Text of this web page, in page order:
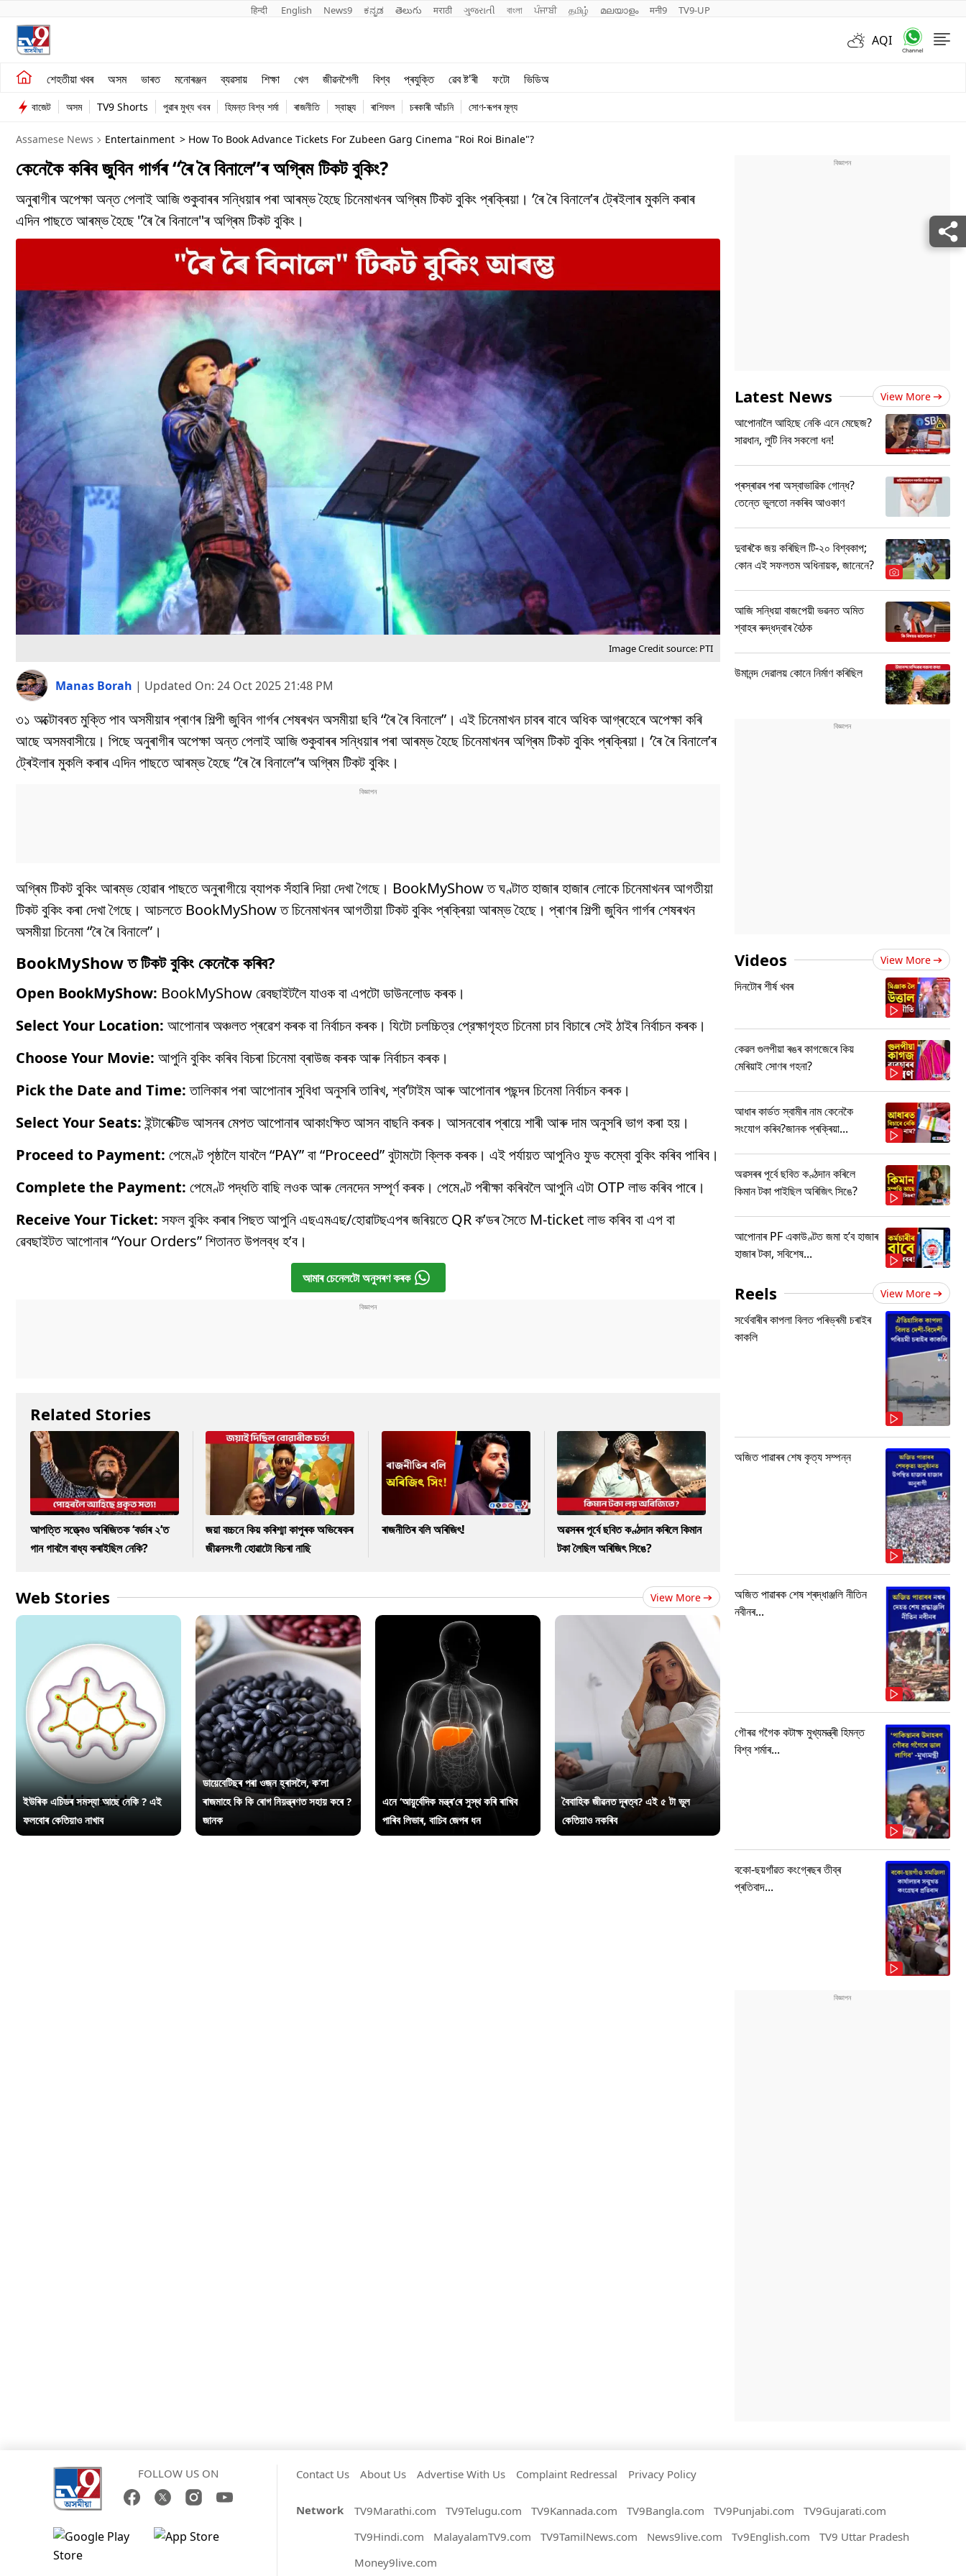
हिन्दी English News9 ಕನ್ನಡ తెలుగు मराठी ગુજરાતી বাংলা ਪੰਜਾਬੀ தமிழ் മലയാളം मनी9 TV9-UP
AQI
শেহতীয়া খবৰ অসম ভাৰত মনোৰঞ্জন ব্যৱসায় শিক্ষা খেল জীৱনশৈলী বিশ্ব প্ৰযুক্তি ৱেব ষ্ট'ৰী ফটো ভিডিঅ
শেহতীয়া খবৰ
অসম
ভাৰত
ব্যৱসায়
খেল
জীৱনশৈলী
বাজেট অসম TV9 Shorts পুৱাৰ মুখ্য খবৰ হিমন্ত বিশ্ব শৰ্মা ৰাজনীতি স্বাস্থ্য ৰাশিফল চৰকাৰী আঁচনি সোণ-ৰূপৰ মূল্য
Assamese News Entertainment > How To Book Advance Tickets For Zubeen Garg Cinema "Roi Roi Binale"?
কেনেকৈ কৰিব জুবিন গাৰ্গৰ “ৰৈ ৰৈ বিনালে”ৰ অগ্ৰিম টিকট বুকিং?
অনুৰাগীৰ অপেক্ষা অন্ত পেলাই আজি শুকুবাৰৰ সন্ধিয়াৰ পৰা আৰম্ভ হৈছে চিনেমাখনৰ অগ্ৰিম টিকট বুকিং প্ৰক্ৰিয়া। ‘ৰৈ ৰৈ বিনালে’ৰ ট্ৰেইলাৰ মুকলি কৰাৰ
এদিন পাছতে আৰম্ভ হৈছে "ৰৈ ৰৈ বিনালে"ৰ অগ্ৰিম টিকট বুকিং।
Image Credit source: PTI
Manas Borah | Updated On: 24 Oct 2025 21:48 PM
৩১ অক্টোবৰত মুক্তি পাব অসমীয়াৰ প্ৰাণৰ শিল্পী জুবিন গাৰ্গৰ শেষৰখন অসমীয়া ছবি “ৰৈ ৰৈ বিনালে”। এই চিনেমাখন চাবৰ বাবে অধিক আগ্ৰহেৰে অপেক্ষা কৰি
আছে অসমবাসীয়ে। পিছে অনুৰাগীৰ অপেক্ষা অন্ত পেলাই আজি শুকুবাৰৰ সন্ধিয়াৰ পৰা আৰম্ভ হৈছে চিনেমাখনৰ অগ্ৰিম টিকট বুকিং প্ৰক্ৰিয়া। ‘ৰৈ ৰৈ বিনালে’ৰ
ট্ৰেইলাৰ মুকলি কৰাৰ এদিন পাছতে আৰম্ভ হৈছে “ৰৈ ৰৈ বিনালে”ৰ অগ্ৰিম টিকট বুকিং।
অগ্ৰিম টিকট বুকিং আৰম্ভ হোৱাৰ পাছতে অনুৰাগীয়ে ব্যাপক সঁহাৰি দিয়া দেখা গৈছে। BookMyShow ত ঘণ্টাত হাজাৰ হাজাৰ লোকে চিনেমাখনৰ আগতীয়া
টিকট বুকিং কৰা দেখা গৈছে। আচলতে BookMyShow ত চিনেমাখনৰ আগতীয়া টিকট বুকিং প্ৰক্ৰিয়া আৰম্ভ হৈছে। প্ৰাণৰ শিল্পী জুবিন গাৰ্গৰ শেষৰখন
অসমীয়া চিনেমা “ৰৈ ৰৈ বিনালে”।
BookMyShow ত টিকট বুকিং কেনেকৈ কৰিব?
Open BookMyShow: BookMyShow ৱেবছাইটলৈ যাওক বা এপটো ডাউনলোড কৰক।
Select Your Location: আপোনাৰ অঞ্চলত প্ৰৱেশ কৰক বা নিৰ্বাচন কৰক। যিটো চলচ্চিত্র প্রেক্ষাগৃহত চিনেমা চাব বিচাৰে সেই ঠাইৰ নিৰ্বাচন কৰক।
Choose Your Movie: আপুনি বুকিং কৰিব বিচৰা চিনেমা ব্ৰাউজ কৰক আৰু নিৰ্বাচন কৰক।
Pick the Date and Time:তালিকাৰ পৰা আপোনাৰ সুবিধা অনুসৰি তাৰিখ, শ্ব’টাইম আৰু আপোনাৰ পছন্দৰ চিনেমা নিৰ্বাচন কৰক।
Select Your Seats:ইন্টাৰেক্টিভ আসনৰ মেপত আপোনাৰ আকাংক্ষিত আসন বাছনি কৰক। আসনবোৰ প্ৰায়ে শাৰী আৰু দাম অনুসৰি ভাগ কৰা হয়।
Proceed to Payment: পেমেণ্ট পৃষ্ঠালৈ যাবলৈ “PAY” বা “Proceed” বুটামটো ক্লিক কৰক। এই পৰ্যায়ত আপুনিও ফুড কম্বো বুকিং কৰিব পাৰিব।
Complete the Payment: পেমেণ্ট পদ্ধতি বাছি লওক আৰু লেনদেন সম্পূৰ্ণ কৰক। পেমেণ্ট পৰীক্ষা কৰিবলৈ আপুনি এটা OTP লাভ কৰিব পাৰে।
Receive Your Ticket: সফল বুকিং কৰাৰ পিছত আপুনি এছএমএছ/হোৱাটছএপৰ জৰিয়তে QR ক’ডৰ সৈতে M-ticket লাভ কৰিব বা এপ বা
ৱেবছাইটত আপোনাৰ “Your Orders” শিতানত উপলব্ধ হ’ব।
আমাৰ চেনেলটো অনুসৰণ কৰক
Related Stories
আপত্তি সত্ত্বেও অৰিজিতক ‘বৰ্ডাৰ ২’ত
গান গাবলৈ বাধ্য কৰাইছিল নেকি?
জয়া বচ্চনে কিয় কৰিশ্মা কাপুৰক অভিষেকৰ
জীৱনসংগী হোৱাটো বিচৰা নাছি
ৰাজনীতিৰ বলি অৰিজিৎ!
অৱসৰৰ পূৰ্বে ছবিত কণ্ঠদান কৰিলে কিমান
টকা লৈছিল অৰিজিৎ সিঙে?
Web Stories View More
ইউৰিক এচিডৰ সমস্যা আছে নেকি ? এই
ফলবোৰ কেতিয়াও নাখাব
ডায়েবেটিছৰ পৰা ওজন হ্ৰাসলৈ, ক’লা
ৰাজমাহে কি কি ৰোগ নিয়ন্ত্ৰণত সহায় কৰে ?
জানক
এনে ‘আয়ুৰ্বেদিক মন্ত্ৰ’ৰে সুস্থ কৰি ৰাখিব
পাৰিব লিভাৰ, বাচিব জেপৰ ধন
বৈবাহিক জীৱনত দূৰত্ব? এই ৫ টা ভুল
কেতিয়াও নকৰিব
Latest News View More
আপোনালৈ আহিছে নেকি এনে মেছেজ?
সাৱধান, লুটি নিব সকলো ধন!
প্ৰস্ৰাৱৰ পৰা অস্বাভাৱিক গোন্ধ?
তেন্তে ভুলতো নকৰিব আওকাণ
দুবাৰকৈ জয় কৰিছিল টি-২০ বিশ্বকাপ;
কোন এই সফলতম অধিনায়ক, জানেনে?
আজি সন্ধিয়া বাজপেয়ী ভৱনত অমিত
শ্বাহৰ ৰুদ্ধদ্বাৰ বৈঠক
উমানন্দ দেৱালয় কোনে নিৰ্মাণ কৰিছিল
Videos View More
দিনটোৰ শীৰ্ষ খবৰ
কেৱল গুলপীয়া ৰঙৰ কাগজেৰে কিয়
মেৰিয়াই সোণৰ গহনা?
আধাৰ কাৰ্ডত স্বামীৰ নাম কেনেকৈ
সংযোগ কৰিব?জানক প্ৰক্ৰিয়া...
অৱসৰৰ পূৰ্বে ছবিত কণ্ঠদান কৰিলে
কিমান টকা পাইছিল অৰিজিৎ সিঙে?
আপোনাৰ PF একাউণ্টত জমা হ’ব হাজাৰ
হাজাৰ টকা, সবিশেষ...
Reels View More
সৰ্থেবাৰীৰ কাপলা বিলত পৰিভ্ৰমী চৰাইৰ
কাকলি
অজিত পাৱাৰৰ শেষ কৃত্য সম্পন্ন
অজিত পাৱাৰক শেষ শ্ৰদ্ধাঞ্জলি নীতিন
নবীনৰ...
গৌৰৱ গগৈক কটাক্ষ মুখ্যমন্ত্ৰী হিমন্ত
বিশ্ব শৰ্মাৰ...
বকো-ছয়গাঁৱত কংগ্ৰেছৰ তীব্ৰ
প্ৰতিবাদ...
FOLLOW US ON Contact Us About Us Advertise With Us Complaint Redressal Privacy Policy
Network TV9Marathi.com TV9Telugu.com TV9Kannada.com TV9Bangla.com TV9Punjabi.com
TV9Gujarati.com
TV9Hindi.com
MalayalamTV9.com TV9TamilNews.com News9live.com Tv9English.com
TV9 Uttar Pradesh
Money9live.com